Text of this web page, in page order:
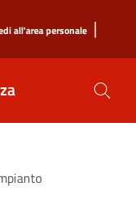
all'area personale |